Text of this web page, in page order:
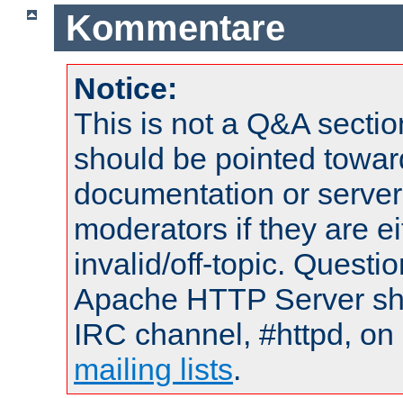
Kommentare
Notice:
This is not a Q&A
should be pointed
documentation or
moderators if they are
invalid/off-topic.
Apache HTTP Server
IRC channel, #httpd,
mailing lists.